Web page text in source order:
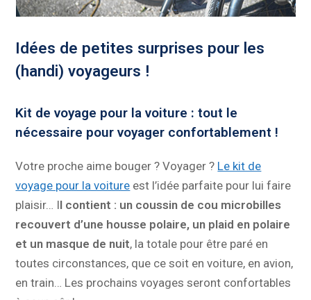
Idées de petites surprises pour les
(handi) voyageurs !
Kit de voyage pour la voiture : tout le
nécessaire pour voyager confortablement !
Votre proche aime bouger ? Voyager ? Le kit de
voyage pour la voiture est l’idée parfaite pour lui faire
plaisir… Il contient : un coussin de cou microbilles
recouvert d’une housse polaire, un plaid en polaire
et un masque de nuit, la totale pour être paré en
toutes circonstances, que ce soit en voiture, en avion,
en train… Les prochains voyages seront confortables